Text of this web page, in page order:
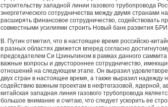
строительству западной линии газового трубопровода
энергетического сотрудничества между двумя странами
расширять финансовое сотрудничество, содействовать
совместными усилиями строить Новый банк развития
В. Путин отметил, что в настоящее время российско-
в разных областях движется вперед согласно
председателем Си Цзиньпином в рамках данного
важные вопросы и двустороннее сотрудничество,
отношений на следующем этапе. Он выразил
двух стран в настоящее время, а также выразил надежду
содействию важным проектам в нефтегазовой, ядерной,
китайская западная линия газового трубопровода
большое внимание и считаю, что следует ускорить ее